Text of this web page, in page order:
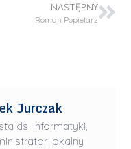
NASTĘPNY
Roman Popielarz
Jurczak
ds. informatyki,
lokalny